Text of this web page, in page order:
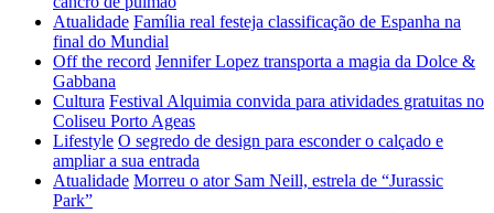
Atualidade Família real festeja classificação de Espanha na
final do Mundial
Off the record Jennifer Lopez transporta a magia da Dolce &
Gabbana
Cultura Festival Alquimia convida para atividades gratuitas no
Coliseu Porto Ageas
Lifestyle O segredo de design para esconder o calçado e
ampliar a sua entrada
Atualidade Morreu o ator Sam Neill, estrela de “Jurassic
Park”